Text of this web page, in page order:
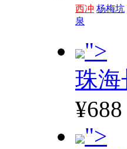
西冲 杨梅坑
泉
">
珠海
¥688
">